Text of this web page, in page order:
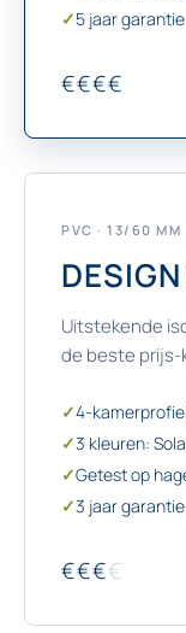
✓5 jaar garantie
€€€€
PVC · 13/60 MM
Uitstekende
de beste
✓4-
✓3 kleuren:
✓Getest op
✓3 jaar garantie
€€€€